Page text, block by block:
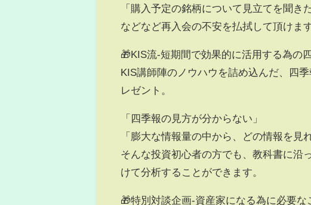
「購入予定の銘柄について見立てを聞き
などなど再入会の不安を払拭して頂けます
🎁KIS流-短期間で効果的に活用する為の
KIS講師陣のノウハウを詰め込んだ、四
レゼント。
「四季報の見方が分からない」
「膨大な情報量の中から、どの情報を見
そんな投資初心者の方でも、教科書に沿
けて分析することができます。
🎁特別対談企画-資産家になる為に必要な